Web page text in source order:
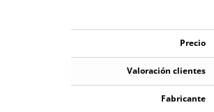
Precio
Valoración clientes
Fabricante